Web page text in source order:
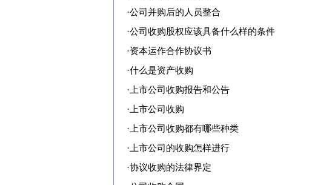
·公司并购后的人员整合
·公司收购股权应该具备什么样的条件
·资本运作合作协议书
·什么是资产收购
· 上市公司收购报告和公告
· 上市公司收购
· 上市公司收购都有哪些种类
· 上市公司的收购怎样进行
·协议收购的法律界定